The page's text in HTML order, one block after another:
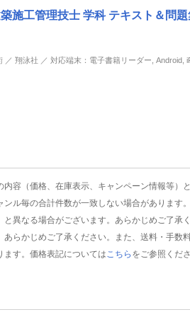
施工管理技士 学科 テキスト＆問
翔泳社 ／ 対応端末：電子書籍リーダー, Android,
容（価格、在庫表示、キャンペーン情報等）
ル毎の合計件数が一致しない場合があります。
異なる場合がございます。あらかじめご了承く
らかじめご了承ください。また、送料・手数
す。価格表記については こちら をご参照くださ